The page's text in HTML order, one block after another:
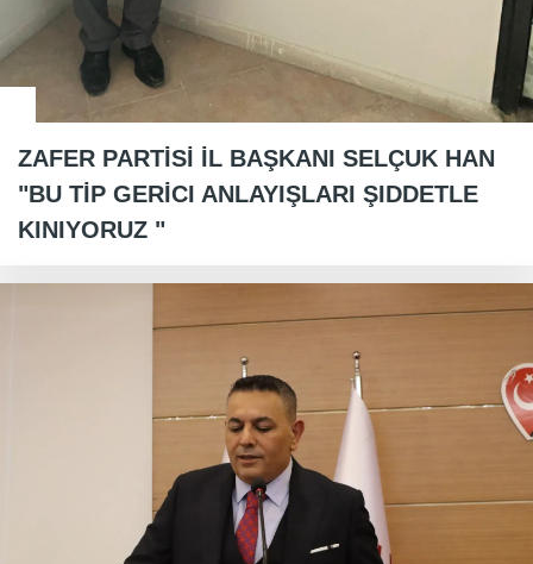
ZAFER PARTİSİ İL BAŞKANI SELÇUK HAN
"BU TİP GERİCI ANLAYIŞLARI ŞIDDETLE
KINIYORUZ "